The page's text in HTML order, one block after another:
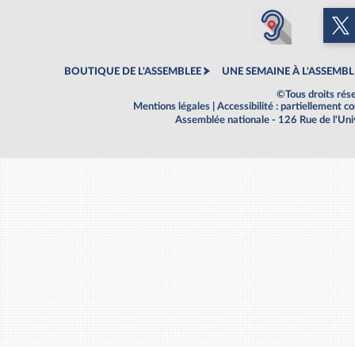
BOUTIQUE DE L'ASSEMBLEE UNE SEMAINE À
©Tous droits
Mentions légales
Accessibilité : partiellement
Assemblée nationale - 126 Rue de